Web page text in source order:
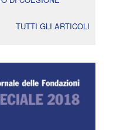
TUTTI GLI ARTICOLI